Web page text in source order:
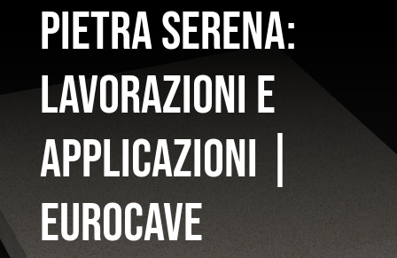
Pietre
Prodotti
Realizzazioni
Azienda
Contatti
Pietra serena:
lavorazioni e
applicazioni |
Eurocave